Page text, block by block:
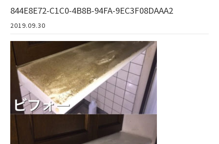
844E8E72-C1C0-4B8B-94FA-9EC3F08DAAA2
2019.09.30